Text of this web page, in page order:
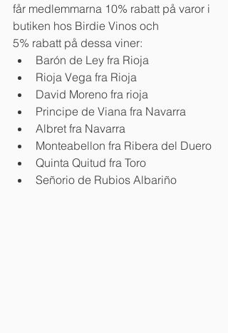
får medlemmarna 10% rabatt på varor i
butiken hos Birdie Vinos och
5% rabatt på dessa viner:
Barón de Ley fra Rioja
Rioja Vega fra Rioja
David Moreno fra rioja
Principe de Viana fra Navarra
Albret fra Navarra
Monteabellon fra Ribera del Duero
Quinta Quitud fra Toro
Señorio de Rubios Albariño